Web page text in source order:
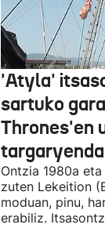
'Atyla'
sartuko
Thrones'en
Ontzia 1980a
zuten Lekeition
moduan, pinu,
erabiliz.